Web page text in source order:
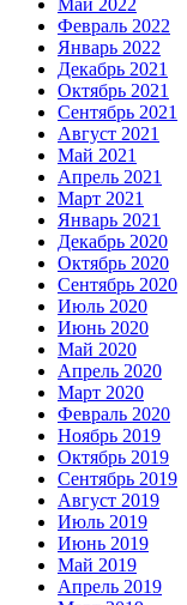
Май 2022
Февраль 2022
Январь 2022
Декабрь 2021
Октябрь 2021
Сентябрь 2021
Август 2021
Май 2021
Апрель 2021
Март 2021
Январь 2021
Декабрь 2020
Октябрь 2020
Сентябрь 2020
Июль 2020
Июнь 2020
Май 2020
Апрель 2020
Март 2020
Февраль 2020
Ноябрь 2019
Октябрь 2019
Сентябрь 2019
Август 2019
Июль 2019
Июнь 2019
Май 2019
Апрель 2019